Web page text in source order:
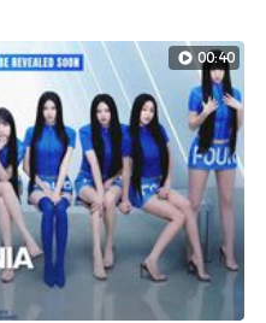
00:40